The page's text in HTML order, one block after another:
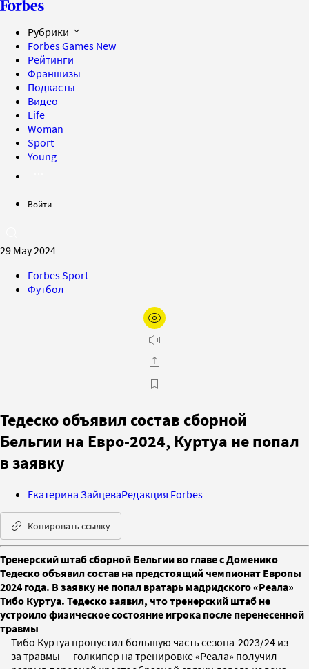
Рубрики
Forbes Games New
Рейтинги
Франшизы
Подкасты
Видео
Life
Woman
Sport
Young
Войти
29 May 2024
Forbes Sport
Футбол
Тедеско объявил состав сборной
Бельгии на Евро-2024, Куртуа не попал
в заявку
Екатерина ЗайцеваРедакция Forbes
Копировать ссылку
Тренерский штаб сборной Бельгии во главе с Доменико
Тедеско объявил состав на предстоящий чемпионат Европы
2024 года. В заявку не попал вратарь мадридского «Реала»
Тибо Куртуа. Тедеско заявил, что тренерский штаб не
устроило физическое состояние игрока после перенесенной
травмы
Тибо Куртуа пропустил большую часть сезона-2023/24 из-
за травмы — голкипер на тренировке «Реала» получил